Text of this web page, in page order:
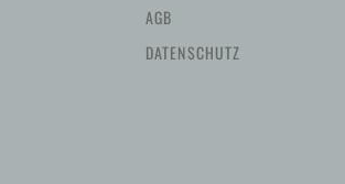
AGB
DATENSCHUTZ